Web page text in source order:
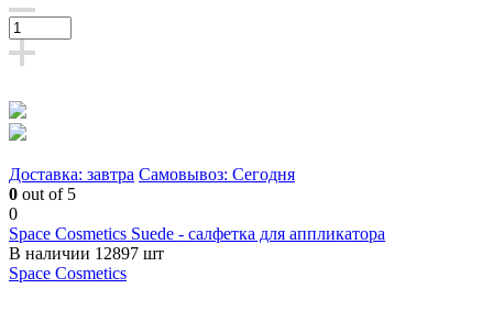
Доставка: завтра Самовывоз: Сегодня
0 out of 5
0
Space Cosmetics Suede - салфетка для аппликатора
В наличии 12897 шт
Space Cosmetics